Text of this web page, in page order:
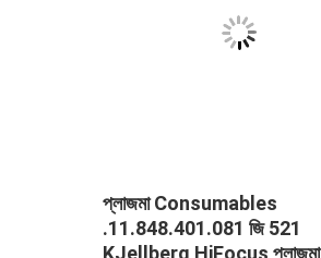
প্লাজমা Consumables
.11.848.401.081 জি 521
KJellberg HiFocus প্লাজমা